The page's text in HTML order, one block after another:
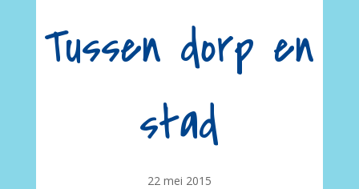
Tussen dorp en
stad
22 mei 2015